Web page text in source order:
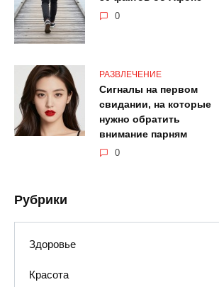
0
РАЗВЛЕЧЕНИЕ
Сигналы на первом
свидании, на которые
нужно обратить
внимание парням
0
Рубрики
Здоровье
Красота